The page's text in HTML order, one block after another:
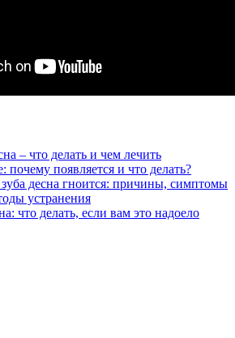
‒ что делать и чем лечить
появляется и что делать?
десна гноится: причины, симптомы
устранения
что делать, если вам это надоело